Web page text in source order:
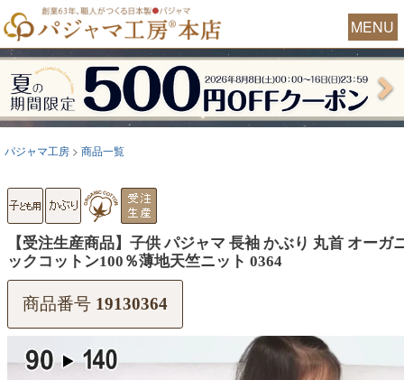
MENU
パジャマ工房 商品一覧
【受注生産商品】子供 パジャマ 長袖 かぶり 丸首 オーガ
ックコットン100％薄地天竺ニット 0364
商品番号 19130364